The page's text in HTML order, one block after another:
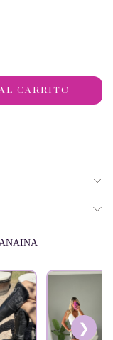
❯